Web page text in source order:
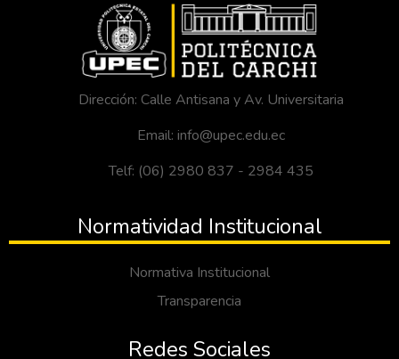
Dirección: Calle Antisana y Av. Universitaria
Email: info@upec.edu.ec
Telf: (06) 2980 837 - 2984 435
Normatividad Institucional
Normativa Institucional
Transparencia
Redes Sociales